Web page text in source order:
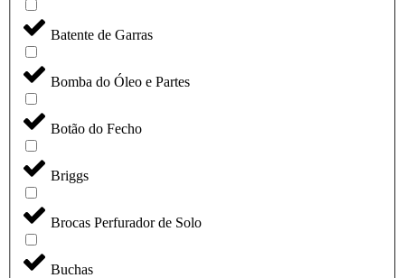
Batente de Garras
Bomba do Óleo e Partes
Botão do Fecho
Briggs
Brocas Perfurador de Solo
Buchas